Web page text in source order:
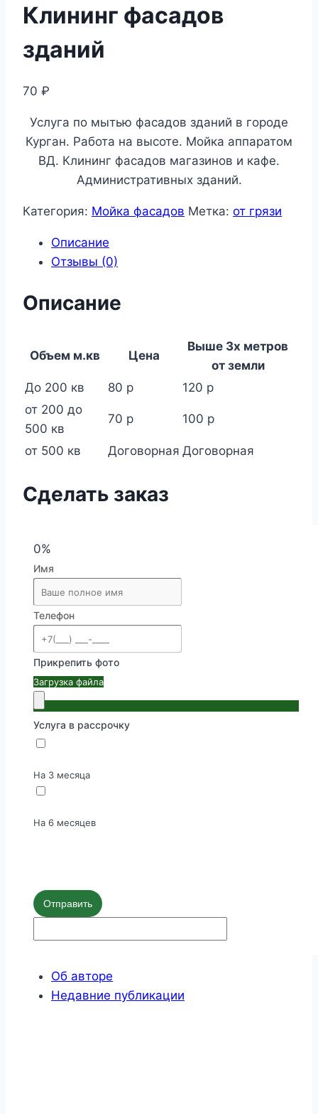
Клининг фасадов
зданий
70 ₽
Услуга по мытью фасадов зданий в городе
Курган. Работа на высоте. Мойка аппаратом
ВД. Клининг фасадов магазинов и кафе.
Административных зданий.
Категория: Мойка фасадов Метка: от грязи
Описание
Отзывы (0)
Описание
Объем м.кв Цена
Выше 3х метров
от земли
До 200 кв
80 р
120 р
от 200 до
500 кв
70 р 100 р
от 500 кв Договорная Договорная
Сделать заказ
0%
Имя
Телефон
Прикрепить фото
Загрузка файла
Услуга в рассрочку
На 3 месяца
На 6 месяцев
Отправить
Об авторе
Недавние публикации